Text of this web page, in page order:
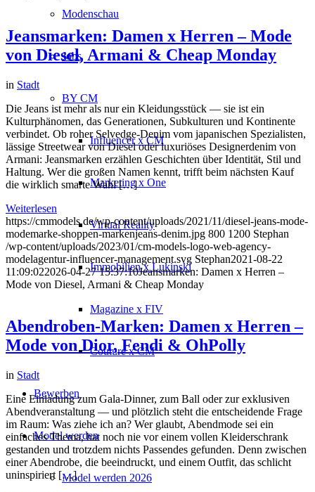
Modenschau
Jobs
BY CM
Influencer x CM
Marketing x One
Virtual Reality
Immobilien x Lukinski
Magazine x FIV
Couture x CM
Bewerben
Model werden
Model werden 2026
Jeansmarken: Damen x Herren – Mode
von Diesel, Armani & Cheap Monday
in Stadt
Die Jeans ist mehr als nur ein Kleidungsstück — sie ist ein
Kulturphänomen, das Generationen, Subkulturen und Kontinente
verbindet. Ob roher Selvedge-Denim vom japanischen Spezialisten,
lässige Streetwear von Diesel oder luxuriöses Designerdenim von
Armani: Jeansmarken erzählen Geschichten über Identität, Stil und
Haltung. Wer die großen Namen kennt, trifft beim nächsten Kauf
die wirklich smarte Wahl […]
Weiterlesen
https://cmmodels.de/wp-content/uploads/2021/11/diesel-jeans-mode-
modemarke-shoppen-markenjeans-denim.jpg 800 1200 Stephan
/wp-content/uploads/2023/01/cm-models-logo-web-agency-
modelagentur-influencer-management.svg Stephan2021-08-22
11:09:022026-04-27 15:37:10Jeansmarken: Damen x Herren –
Mode von Diesel, Armani & Cheap Monday
Abendroben-Marken: Damen x Herren –
Mode von Dior, Fendi & OhPolly
in Stadt
Eine Einladung zum Gala-Dinner, zum Ball oder zur exklusiven
Abendveranstaltung — und plötzlich steht die entscheidende Frage
im Raum: Was ziehe ich an? Wer glaubt, Abendmode sei ein
einfaches Thema, hat noch nie vor einem vollen Kleiderschrank
gestanden und trotzdem nichts Passendes gefunden. Denn zwischen
einer Abendrobe, die beeindruckt, und einem Outfit, das schlicht
uninspiriert […]